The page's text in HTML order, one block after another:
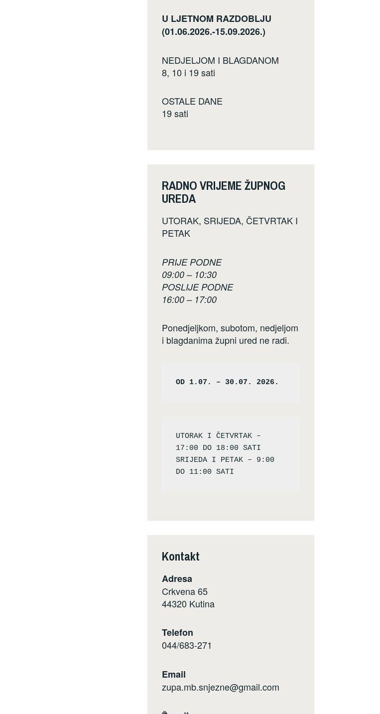
U LJETNOM RAZDOBLJU
(01.06.2026.-15.09.2026.)
NEDJELJOM I BLAGDANOM
8, 10 i 19 sati
OSTALE DANE
19 sati
RADNO VRIJEME ŽUPNOG
UREDA
UTORAK, SRIJEDA, ČETVRTAK I
PETAK
PRIJE PODNE
09:00 – 10:30
POSLIJE PODNE
16:00 – 17:00
Ponedjeljkom, subotom, nedjeljom
i blagdanima župni ured ne radi.
OD 1.07. – 30.07. 2026.
UTORAK I ČETVRTAK –
17:00 DO 18:00 SATI
SRIJEDA I PETAK – 9:00
Kontakt
Adresa
Crkvena 65
44320 Kutina
Telefon
044/683-271
Email
zupa.mb.snjezne@gmail.com